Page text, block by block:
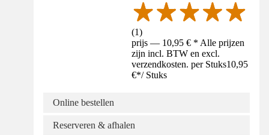
(1)
prijs — 10,95 € * Alle prijzen
zijn incl. BTW en excl.
verzendkosten. per Stuks10,95
€*/ Stuks
Online bestellen
Reserveren & afhalen